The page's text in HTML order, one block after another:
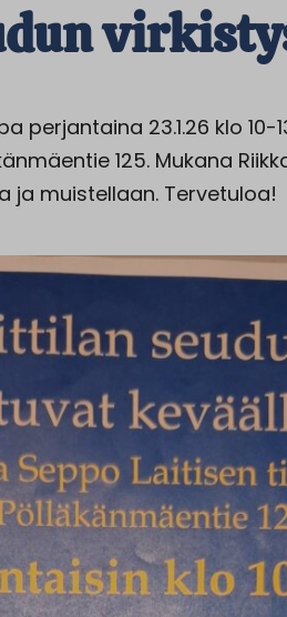
perjantaina 23.1.26 klo 10-
125. Mukana
ja muistellaan. Tervetuloa!